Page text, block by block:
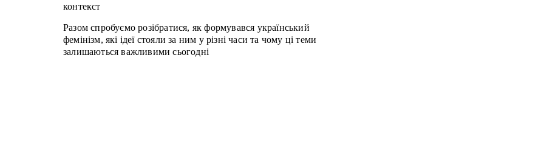
контекст
Разом спробуємо розібратися, як формувався український
фемінізм, які ідеї стояли за ним у різні часи та чому ці теми
залишаються важливими сьогодні